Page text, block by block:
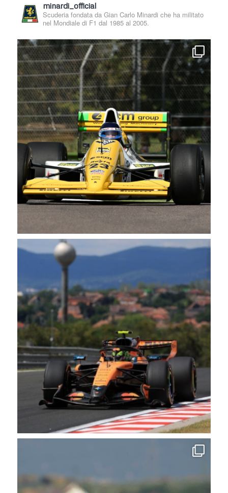
minardi_official
Scuderia fondata da Gian Carlo Minardi che ha militato
nel Mondiale di F1 dal 1985 al 2005.